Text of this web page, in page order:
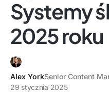
Systemy
2025 roku
Alex YorkSenior Content
29 stycznia 2025